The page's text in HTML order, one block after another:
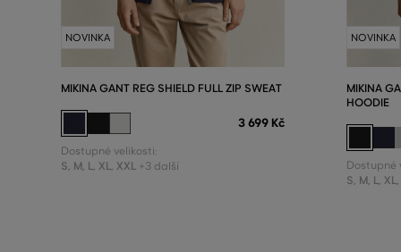
NOVINKA
MIKINA GANT REG SHIELD FULL ZIP SWEAT
3 699 Kč
Dostupné velikosti:
S, M, L, XL, XXL +3 další
NOVINKA
MIKINA
HOODIE
Dostupné
S, M, L, XL,